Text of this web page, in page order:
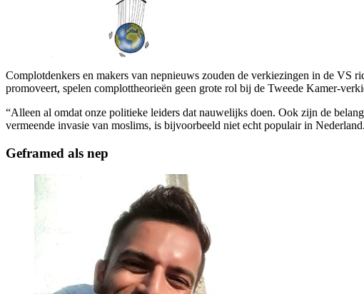
Complotdenkers en makers van nepnieuws zouden de verkiezingen in de VS
promoveert, spelen complottheorieën geen grote rol bij de Tweede Kamer-
“Alleen al omdat onze politieke leiders dat nauwelijks doen. Ook zijn de
vermeende invasie van moslims, is bijvoorbeeld niet echt populair in
Geframed als nep